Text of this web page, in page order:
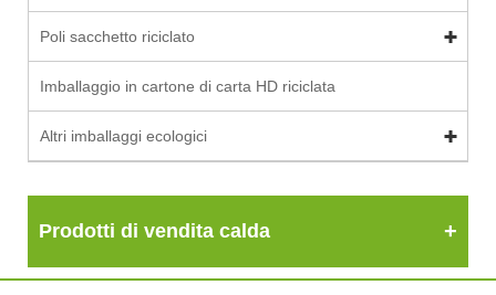
Poli sacchetto riciclato
Imballaggio in cartone di carta HD riciclata
Altri imballaggi ecologici
Prodotti di vendita calda